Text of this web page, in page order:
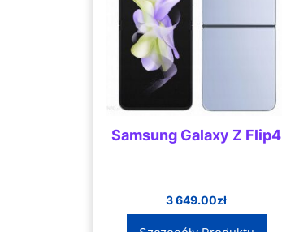
Samsung Galaxy Z Flip4
3 649.00zł